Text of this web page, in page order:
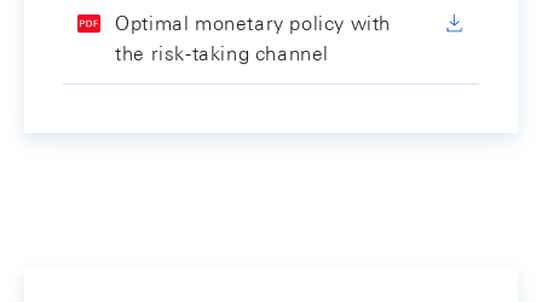
Optimal monetary policy with
the risk-taking channel